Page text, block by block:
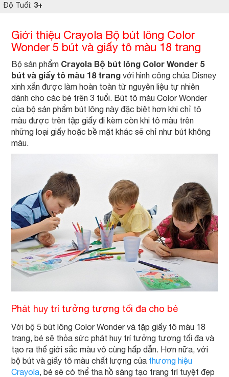
Độ Tuổi: 3+
Giới thiệu Crayola Bộ bút lông Color
Wonder 5 bút và giấy tô màu 18 trang
Bộ sản phẩm Crayola Bộ bút lông Color Wonder 5
bút và giấy tô màu 18 trang với hình công chúa Disney
xinh xắn được làm hoàn toàn từ nguyên liệu tự nhiên
dành cho các bé trên 3 tuổi. Bút tô màu Color Wonder
của bộ sản phẩm bút lông này đặc biệt hơn khi chỉ tô
màu được trên tập giấy đi kèm còn khi tô màu trên
những loại giấy hoặc bề mặt khác sẽ chỉ như bút không
màu.
Phát huy trí tưởng tượng tối đa cho bé
Với bộ 5 bút lông Color Wonder và tập giấy tô màu 18
trang, bé sẽ thỏa sức phát huy trí tưởng tượng tối đa và
tạo ra thế giới sắc màu vô cùng hấp dẫn. Hơn nữa, với
bộ bút và giấy tô màu chất lượng của thương hiệu
Crayola, bé sẽ có thể tha hồ sáng tạo trang trí tuyệt đẹp